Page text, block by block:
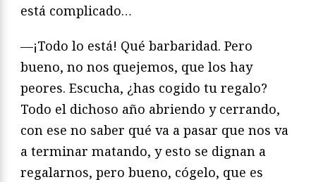
está complicado…
—¡Todo lo está! Qué barbaridad. Pero
bueno, no nos quejemos, que los hay
peores. Escucha, ¿has cogido tu regalo?
Todo el dichoso año abriendo y cerrando,
con ese no saber qué va a pasar que nos va
a terminar matando, y esto se dignan a
regalarnos, pero bueno, cógelo, que es